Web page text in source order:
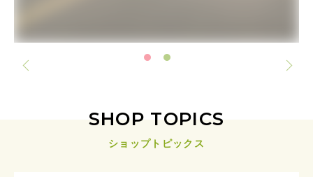
SHOP TOPICS
ショップトピックス